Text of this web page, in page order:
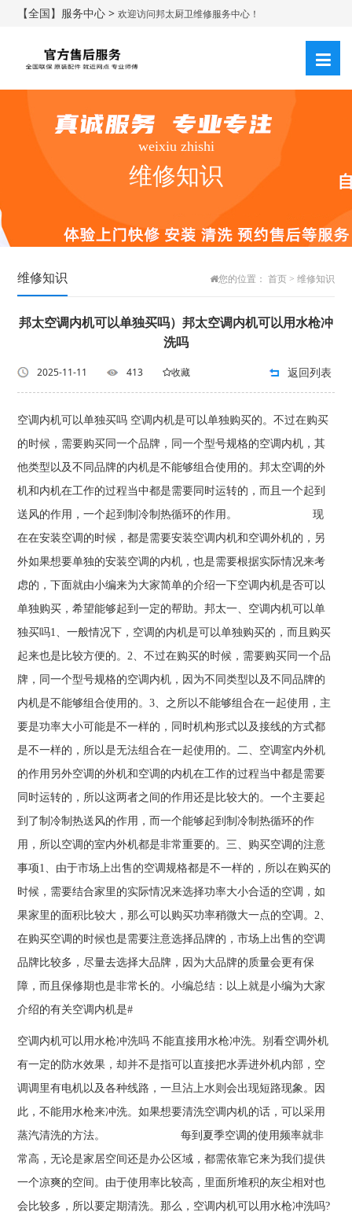
【全国】服务中心 >欢迎访问邦太厨卫维修服务中心！
weixiu zhishi
维修知识
维修知识 您的位置： 首页> 维修知识
邦太空调内机可以单独买吗）邦太空调内机可以用水枪冲
洗吗
2025-11-11 413 收藏 返回列表
空调内机可以单独买吗 空调内机是可以单独购买的。不过在购买
的时候，需要购买同一个品牌，同一个型号规格的空调内机，其
他类型以及不同品牌的内机是不能够组合使用的。邦太空调的外
机和内机在工作的过程当中都是需要同时运转的，而且一个起到
送风的作用，一个起到制冷制热循环的作用。 现
在在安装空调的时候，都是需要安装空调内机和空调外机的，另
外如果想要单独的安装空调的内机，也是需要根据实际情况来考
虑的，下面就由小编来为大家简单的介绍一下空调内机是否可以
单独购买，希望能够起到一定的帮助。邦太一、空调内机可以单
独买吗1、一般情况下，空调的内机是可以单独购买的，而且购买
起来也是比较方便的。2、不过在购买的时候，需要购买同一个品
牌，同一个型号规格的空调内机，因为不同类型以及不同品牌的
内机是不能够组合使用的。3、之所以不能够组合在一起使用，主
要是功率大小可能是不一样的，同时机构形式以及接线的方式都
是不一样的，所以是无法组合在一起使用的。二、空调室内外机
的作用另外空调的外机和空调的内机在工作的过程当中都是需要
同时运转的，所以这两者之间的作用还是比较大的。一个主要起
到了制冷制热送风的作用，而一个能够起到制冷制热循环的作
用，所以空调的室内外机都是非常重要的。三、购买空调的注意
事项1、由于市场上出售的空调规格都是不一样的，所以在购买的
时候，需要结合家里的实际情况来选择功率大小合适的空调，如
果家里的面积比较大，那么可以购买功率稍微大一点的空调。2、
在购买空调的时候也是需要注意选择品牌的，市场上出售的空调
品牌比较多，尽量去选择大品牌，因为大品牌的质量会更有保
障，而且保修期也是非常长的。小编总结：以上就是小编为大家
介绍的有关空调内机是#
空调内机可以用水枪冲洗吗 不能直接用水枪冲洗。别看空调外机
有一定的防水效果，却并不是指可以直接把水弄进外机内部，空
调调里有电机以及各种线路，一旦沾上水则会出现短路现象。因
此，不能用水枪来冲洗。如果想要清洗空调内机的话，可以采用
蒸汽清洗的方法。 每到夏季空调的使用频率就非
常高，无论是家居空间还是办公区域，都需依靠它来为我们提供
一个凉爽的空间。由于使用率比较高，里面所堆积的灰尘相对也
会比较多，所以要定期清洗。那么，空调内机可以用水枪冲洗吗?